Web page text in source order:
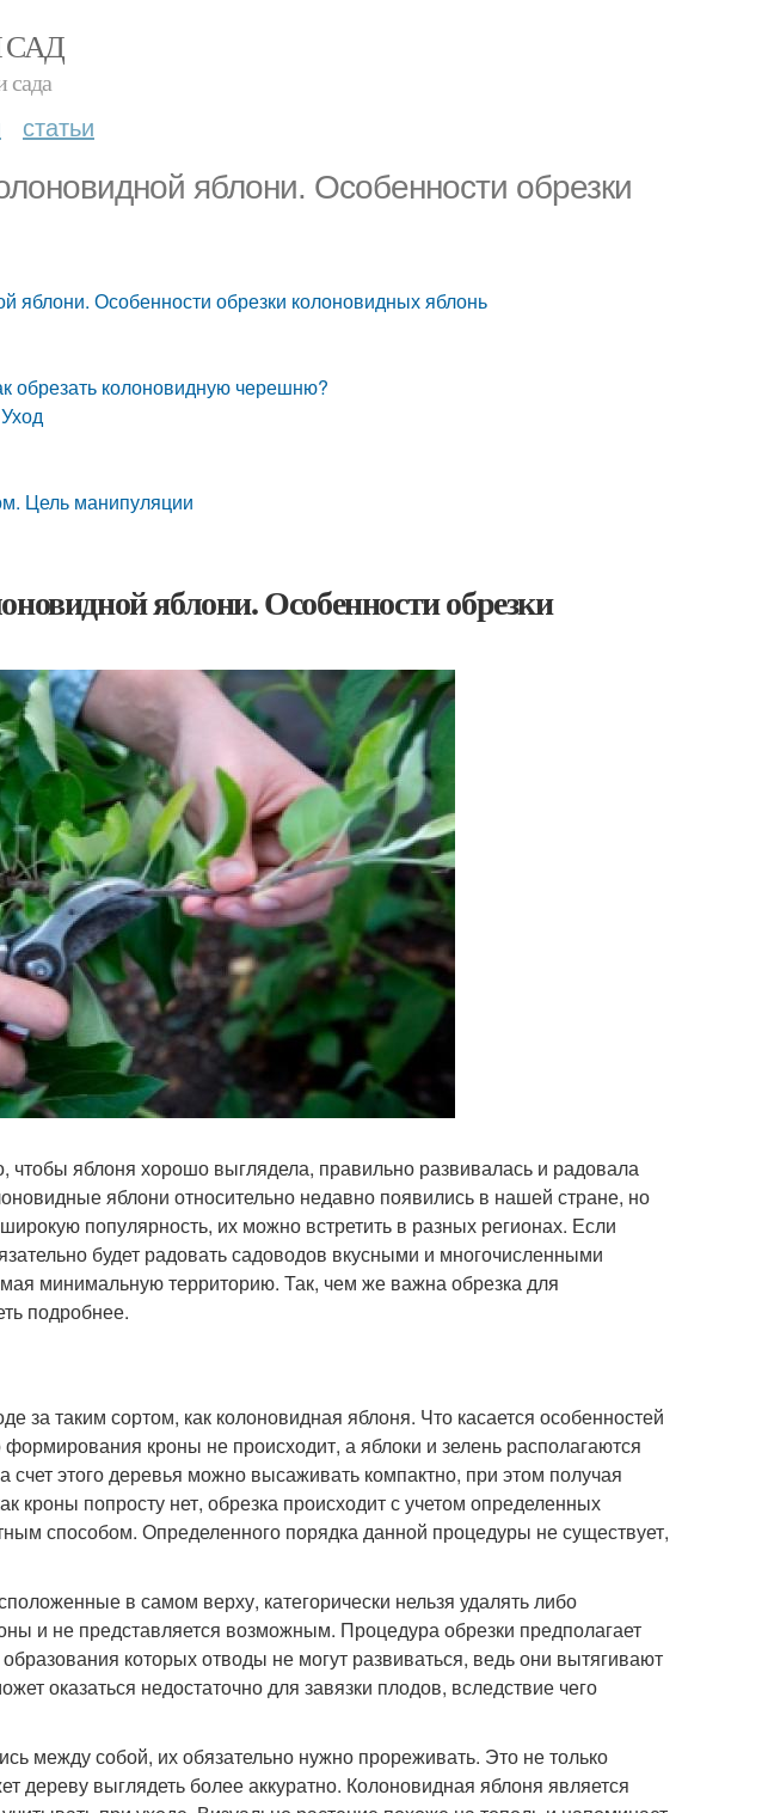
сада
статьи
яблони. Особенности обрезки
яблони. Особенности обрезки колоновидных яблонь
обрезать колоновидную черешню?
Цель манипуляции
яблони. Особенности обрезки
чтобы яблоня хорошо выглядела, правильно развивалась и радовала
яблони относительно недавно появились в нашей стране, но
популярность, их можно встретить в разных регионах. Если
будет радовать садоводов вкусными и многочисленными
минимальную территорию. Так, чем же важна обрезка для
подробнее.
за таким сортом, как колоновидная яблоня. Что касается особенностей
кроны не происходит, а яблоки и зелень располагаются
счет этого деревья можно высаживать компактно, при этом получая
кроны попросту нет, обрезка происходит с учетом определенных
способом. Определенного порядка данной процедуры не существует,
в самом верху, категорически нельзя удалять либо
и не представляется возможным. Процедура обрезки предполагает
которых отводы не могут развиваться, ведь они вытягивают
оказаться недостаточно для завязки плодов, вследствие чего
между собой, их обязательно нужно прореживать. Это не только
дереву выглядеть более аккуратно. Колоновидная яблоня является